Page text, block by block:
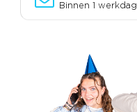
Binnen 1 werkdag